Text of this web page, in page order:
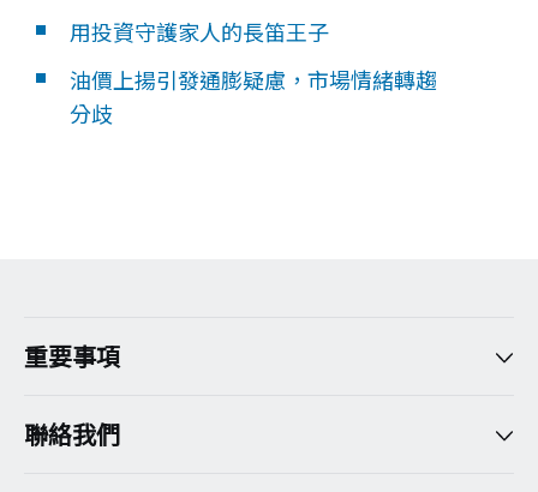
用投資守護家人的長笛王子
油價上揚引發通膨疑慮，市場情緒轉趨
分歧
重要事項
聯絡我們